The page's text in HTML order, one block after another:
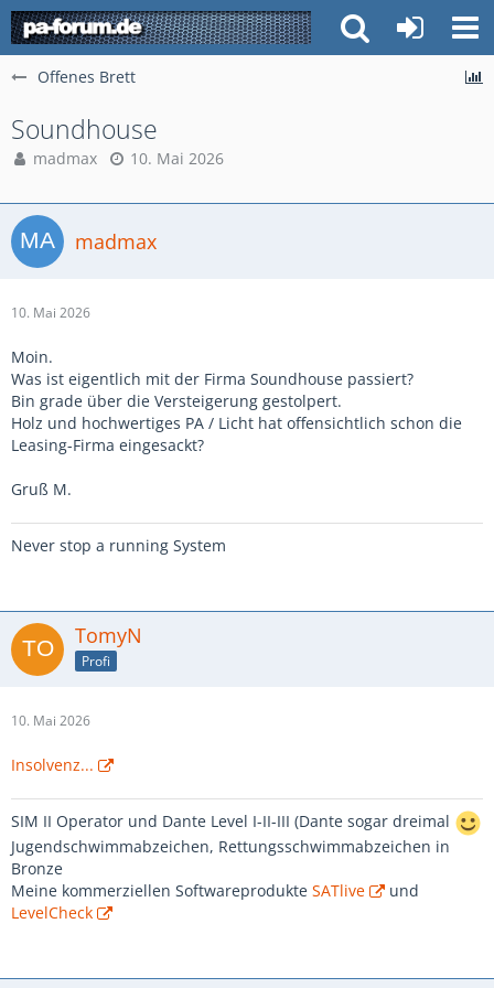
Offenes Brett
Soundhouse
madmax 10. Mai 2026
madmax
10. Mai 2026
Moin.
Was ist eigentlich mit der Firma Soundhouse passiert?
Bin grade über die Versteigerung gestolpert.
Holz und hochwertiges PA / Licht hat offensichtlich schon die
Leasing-Firma eingesackt?
Gruß M.
Never stop a running System
TomyN
Profi
10. Mai 2026
Insolvenz...
SIM II Operator und Dante Level I-II-III (Dante sogar dreimal
Jugendschwimmabzeichen, Rettungsschwimmabzeichen in
Bronze
Meine kommerziellen Softwareprodukte SATlive
und
LevelCheck